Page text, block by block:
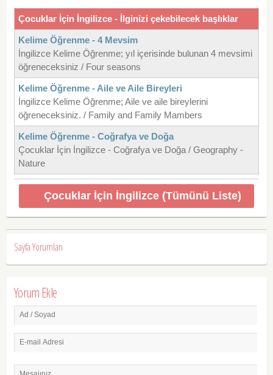
Çocuklar İçin İngilizce - İlginizi çekebilecek başlıklar
Kelime Öğrenme - 4 Mevsim
İngilizce Kelime Öğrenme; yıl içerisinde bulunan 4 mevsimi
öğreneceksiniz / Four seasons
Kelime Öğrenme - Aile ve Aile Bireyleri
İngilizce Kelime Öğrenme; Aile ve aile bireylerini
öğreneceksiniz. / Family and Family Mambers
Kelime Öğrenme - Coğrafya ve Doğa
Çocuklar İçin İngilizce - Coğrafya ve Doğa / Geography -
Nature
Çocuklar İçin İngilizce (Tümünü Liste)
Sayfa Yorumları
Yorum Ekle
Ad / Soyad
E-mail Adresi